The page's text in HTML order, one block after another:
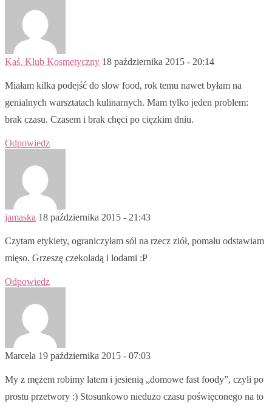
Kaś. Klub Kosmetyczny 18 października 2015 - 20:14
Miałam kilka podejść do slow food, rok temu nawet byłam na
genialnych warsztatach kulinarnych. Mam tylko jeden problem:
brak czasu. Czasem i brak chęci po cięzkim dniu.
Odpowiedz
jamaska 18 października 2015 - 21:43
Czytam etykiety, ograniczyłam sól na rzecz ziół, pomału odstawiam
mięso. Grzeszę czekoladą i lodami :P
Odpowiedz
Marcela 19 października 2015 - 07:03
My z mężem robimy latem i jesienią „domowe fast foody”, czyli po
prostu przetwory :) Stosunkowo niedużo czasu poświęconego na to